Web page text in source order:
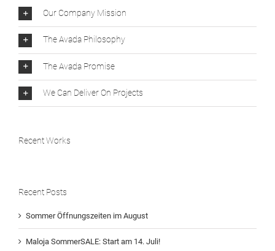
Our Company Mission
The Avada Philosophy
The Avada Promise
We Can Deliver On Projects
Recent Works
Recent Posts
Sommer Öffnungszeiten im August
Maloja SommerSALE: Start am 14. Juli!